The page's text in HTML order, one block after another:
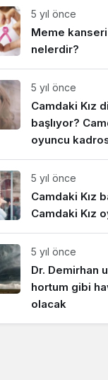
5 yıl önce
Meme
nelerdir?
5 yıl önce
Camdaki Kız
başlıyor?
oyuncu
5 yıl önce
Camdaki Kız
Camdaki Kız
5 yıl önce
Dr. Demirhan
hortum gibi
olacak